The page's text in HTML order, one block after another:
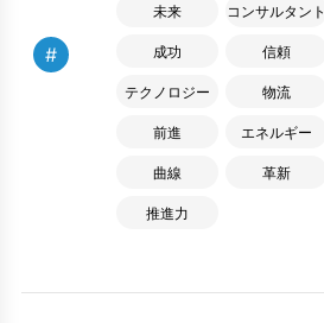
#
未来 コンサルタント
成功 信頼
テクノロジー 物流
前進 エネルギー
曲線 革新
推進力